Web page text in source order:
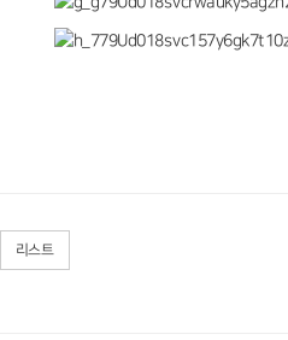
리스트